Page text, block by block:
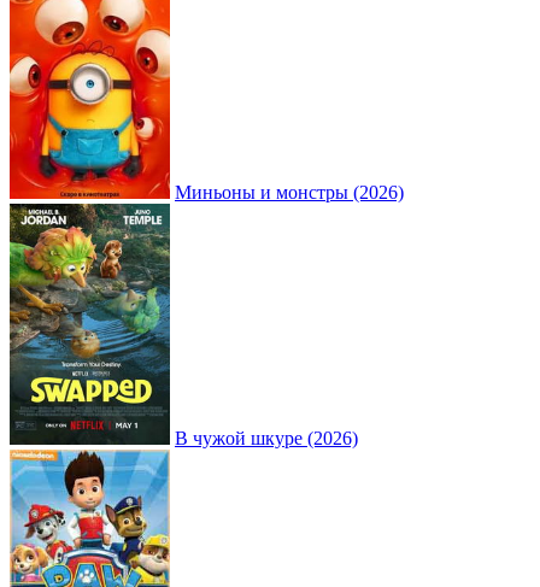
Миньоны и монстры (2026)
В чужой шкуре (2026)